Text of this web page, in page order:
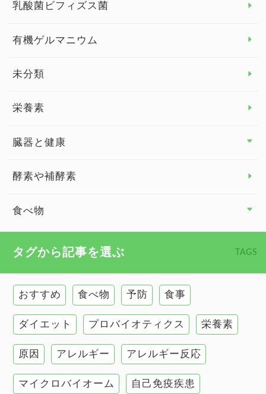
眼の健康
睡眠
乳酸菌ビフィズス菌
有機ゲルマニウム
未分類
栄養素
臓器と健康
臓器と健康 トップ
慢性疲労
甲状腺
肌
肝臓の健康
腸の健康
酵素や補酵素
食べ物
タグから記事を選ぶ TAGS
おすすめ 食べ物 予防 食事
ダイエット プロバイオティクス 栄養素
原因 アレルギー アレルギー反応
マイクロバイオーム 自己免疫疾患